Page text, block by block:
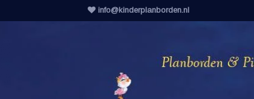
info@kinderplanborden.nl